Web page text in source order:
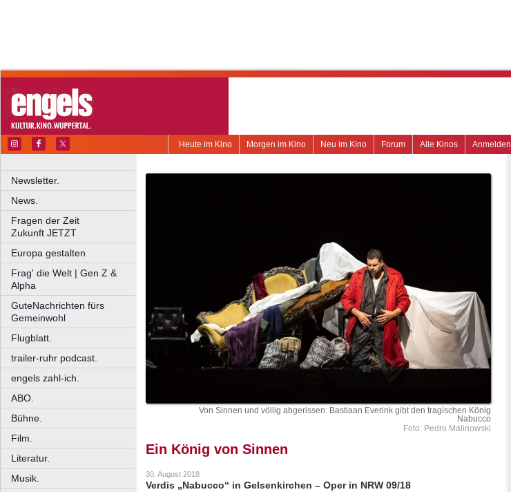
Anmelden
Alle Kinos
Forum
Neu im Kino
Morgen im Kino
Heute im Kino
Newsletter.
News.
Fragen der Zeit
Zukunft JETZT
Europa gestalten
Frag' die Welt | Gen Z &
Alpha
GuteNachrichten fürs
Gemeinwohl
Flugblatt.
trailer-ruhr podcast.
engels zahl-ich.
ABO.
Bühne.
Film.
Literatur.
Musik.
Von Sinnen und völlig abgerissen: Bastiaan Everink gibt den tragischen König
Nabucco
Foto: Pedro Malinowski
Ein König von Sinnen
30. August 2018
Verdis „Nabucco“ in Gelsenkirchen – Oper in NRW 09/18